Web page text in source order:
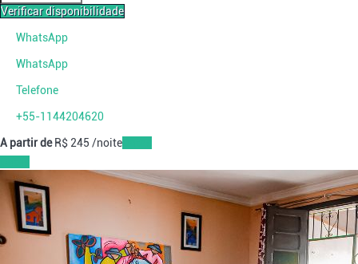
Verificar disponibilidade
WhatsApp
WhatsApp
Telefone
+55-1144204620
A partir deR$ 245 /noite